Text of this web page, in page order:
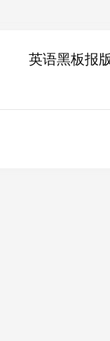
英语黑板报